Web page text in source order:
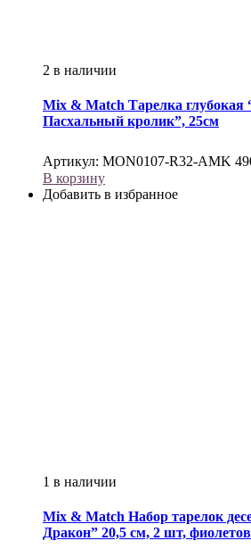
2 в наличии
Mix & Match Тарелка глубокая
Пасхальный кролик”, 25см
Артикул: MON0107-R32-AMK
В корзину
Добавить в избранное
1 в наличии
Mix & Match Набор тарелок
Дракон” 20,5 см, 2 шт,